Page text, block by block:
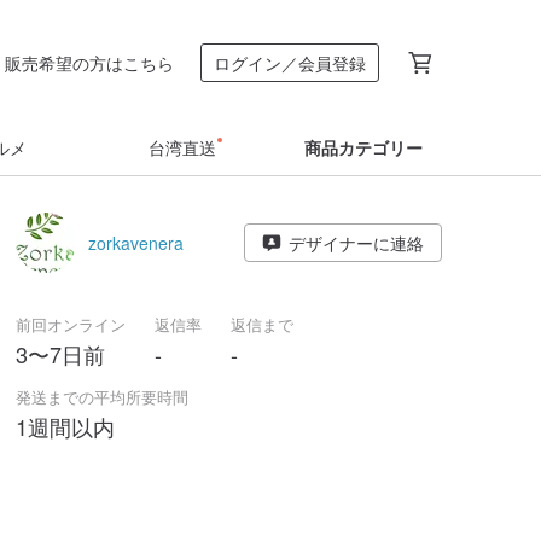
販売希望の方はこちら ログイン／会員登録
メ 台湾直送 商品カテゴリー
zorkavenera デザイナーに連絡
前回オンライン
3〜7日前
返信率
-
返信まで
-
発送までの平均所要時間
1週間以内